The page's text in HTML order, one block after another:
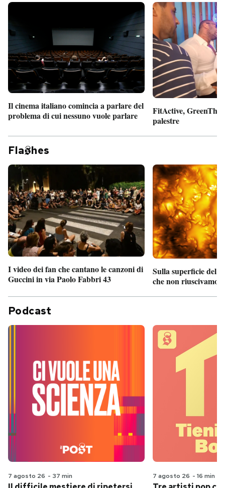
Il cinema italiano comincia a parlare del
problema di cui nessuno vuole parlare
FitActive,
palestre
Fla hes
I video dei fan che cantano le canzoni di
Guccini in via Paolo Fabbri 43
Sulla superficie del
che non riuscivamo
Podcast
7 agosto 26 - 37 min 7 agosto 26 - 16 min